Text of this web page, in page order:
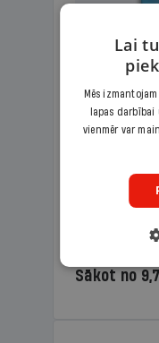
Ģimenes
lasāmviela
Sākot no
Lai
Mēs
lapas
vienmēr var